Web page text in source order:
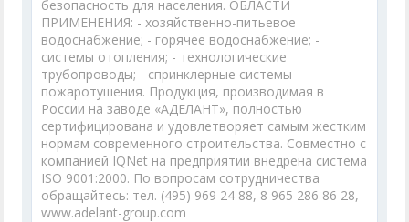
безопасность для населения. ОБЛАСТИ
ПРИМЕНЕНИЯ: - хозяйственно-питьевое
водоснабжение; - горячее водоснабжение; -
системы отопления; - технологические
трубопроводы; - спринклерные системы
пожаротушения. Продукция, производимая в
России на заводе «АДЕЛАНТ», полностью
сертифицирована и удовлетворяет самым жестким
нормам современного строительства. Совместно с
компанией IQNet на предприятии внедрена система
ISO 9001:2000. По вопросам сотрудничества
обращайтесь: тел. (495) 969 24 88, 8 965 286 86 28,
www.adelant-group.com